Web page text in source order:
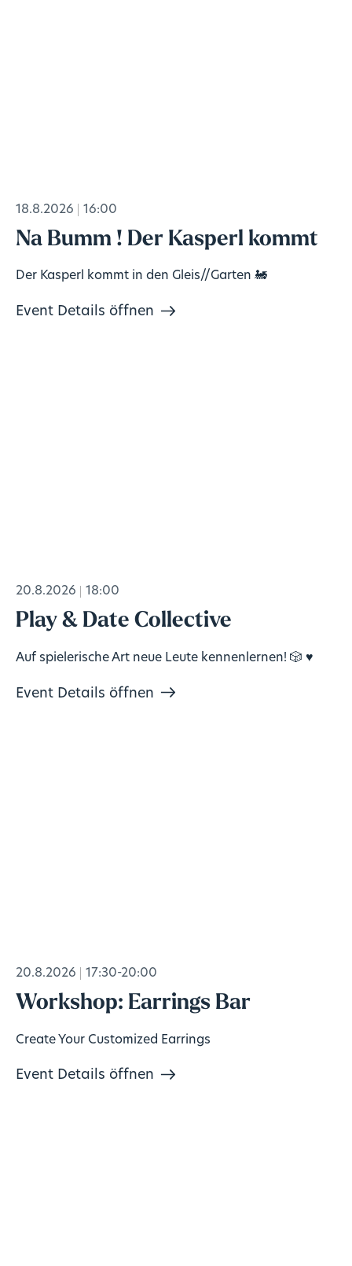
18.8.2026 16:00
Na Bumm ! Der Kasperl kommt
Der Kasperl kommt in den Gleis//Garten 🚂
Event Details öffnen
20.8.2026 18:00
Play & Date Collective
Auf spielerische Art neue Leute kennenlernen! 🎲 ♥️
Event Details öffnen
20.8.2026 17:30-20:00
Workshop: Earrings Bar
Create Your Customized Earrings
Event Details öffnen